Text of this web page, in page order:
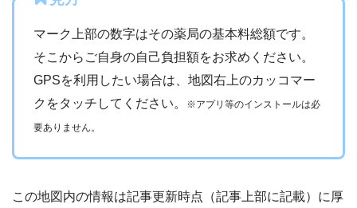
マーク上部の数字はその薬局の基本料総額です。
そこからご自身の自己負担額をお求めください。
GPSを利用したい場合は、地図右上のカッコマー
クをタッチしてください。
※アプリ等のインストールは必
要ありません。
この地図内の情報は記事更新時点（記事上部に記載）に厚